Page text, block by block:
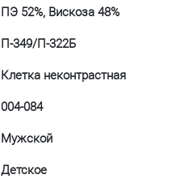
ПЭ 52%, Вискоза 48%
П-349/П-322Б
Клетка неконтрастная
004-084
Мужской
Детское